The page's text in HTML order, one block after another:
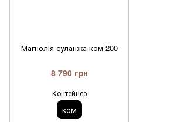
Магнолія суланжа ком 200
8 790 грн
Контейнер
ком